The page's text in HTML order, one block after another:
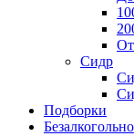
Сидр
Подборки